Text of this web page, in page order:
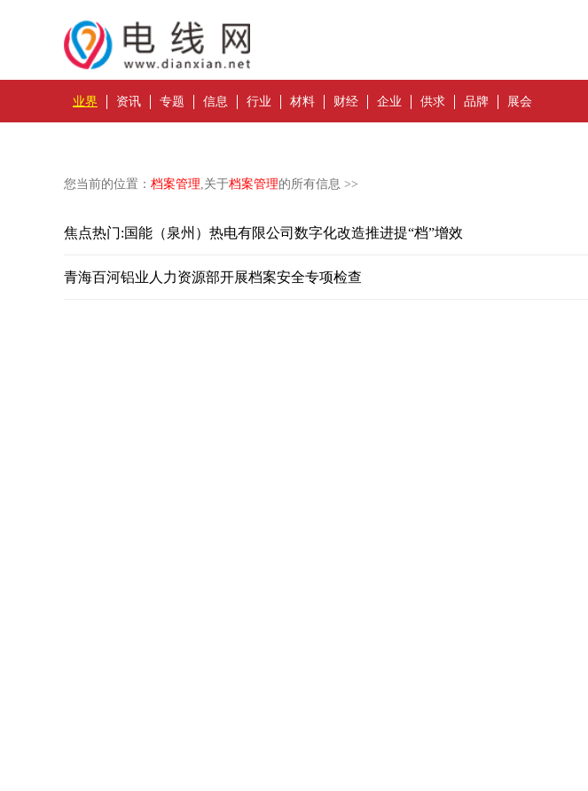
业界 资讯 专题 信息 行业 材料 财经 企业 供求 品牌 展会
您当前的位置： 档案管理,关于档案管理的所有信息 >>
焦点热门:国能（泉州）热电有限公司数字化改造推进提“档”增效
青海百河铝业人力资源部开展档案安全专项检查